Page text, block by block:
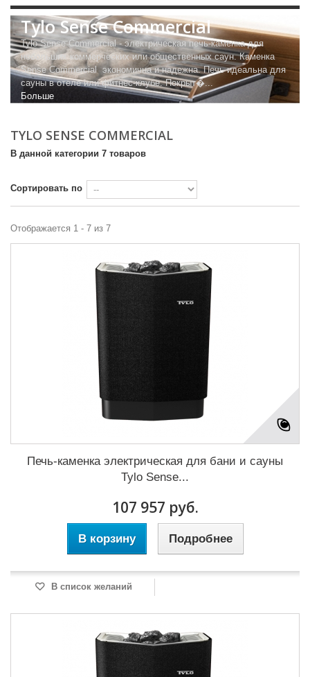
Tylo Sense Commercial
Tylo Sense Commercial - электрическая печь-каменка для
небольших коммерческих или общественных саун. Каменка
Sense Commercial экономична и надежна. Печь идеальна для
сауны в отеле или фитнес-клубе. Покрыт�...
Больше
TYLO SENSE COMMERCIAL
В данной категории 7 товаров
Сортировать по
Отображается 1 - 7 из 7
Печь-каменка электрическая для бани и сауны
Tylo Sense...
107 957 руб.
В корзину Подробнее
В список желаний